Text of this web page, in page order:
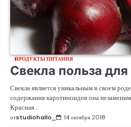
ПРОДУКТЫ ПИТАНИЯ
Свекла польза
Свекла является уникальным в своем
содержания каротиноидов она
Красная…
отstudiohallo_ 14 октября 2018